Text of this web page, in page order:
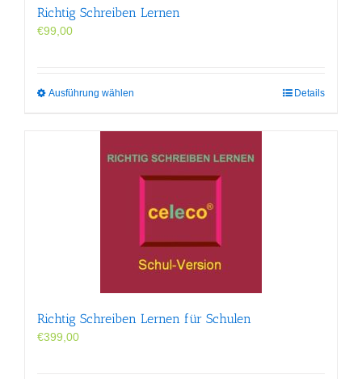
Richtig Schreiben Lernen
€99,00
Ausführung wählen
Varianten
auf.
Optionen
auf
der
gewählt
werden
Details
Richtig Schreiben Lernen für Schulen
€399,00